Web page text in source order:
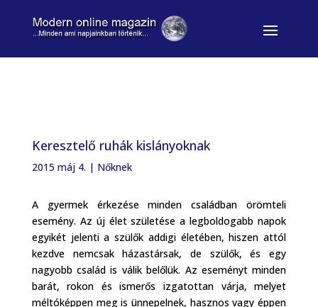
Keresztelő ruhák kislányoknak
2015 máj 4. | Nőknek
A gyermek érkezése minden családban örömteli
esemény. Az új élet születése a legboldogabb napok
egyikét jelenti a szülők addigi életében, hiszen attól
kezdve nemcsak házastársak, de szülők, és egy
nagyobb család is válik belőlük. Az eseményt minden
barát, rokon és ismerős izgatottan várja, melyet
méltóképpen meg is ünnepelnek, hasznos vagy éppen